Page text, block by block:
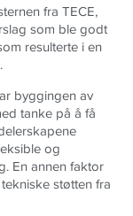
fra TECE,
som ble godt
resulterte i en
byggingen av
tanke på å få
og
En annen faktor
støtten fra